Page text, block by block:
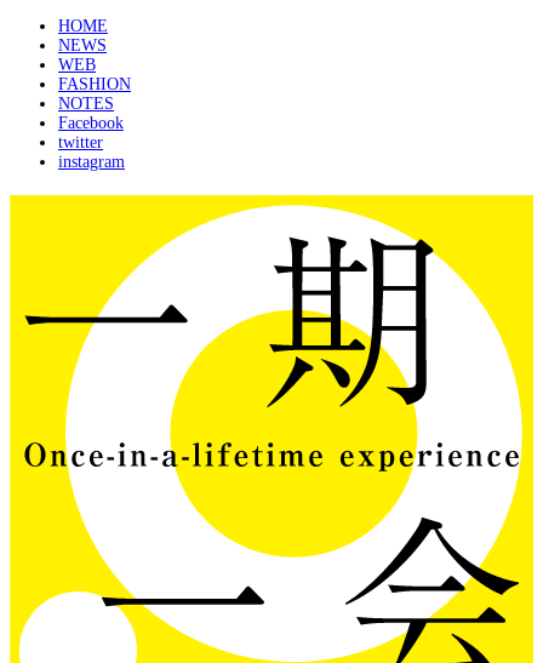
HOME
NEWS
WEB
FASHION
NOTES
Facebook
twitter
instagram